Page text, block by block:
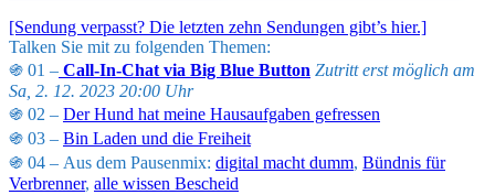
[Sendung verpasst? Die letzten zehn Sendungen gibt’s hier.]
Talken Sie mit zu folgenden Themen:
֍ 01 – Call-In-Chat via Big Blue Button Zutritt erst möglich am
Sa, 2. 12. 2023 20:00 Uhr
֍ 02 – Der Hund hat meine Hausaufgaben gefressen
֍ 03 – Bin Laden und die Freiheit
֍ 04 – Aus dem Pausenmix: digital macht dumm, Bündnis für
Verbrenner, alle wissen Bescheid